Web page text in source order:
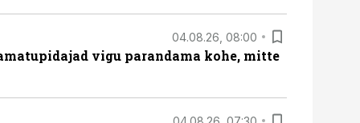
04.08.26, 08:00
vigu parandama kohe, mitte